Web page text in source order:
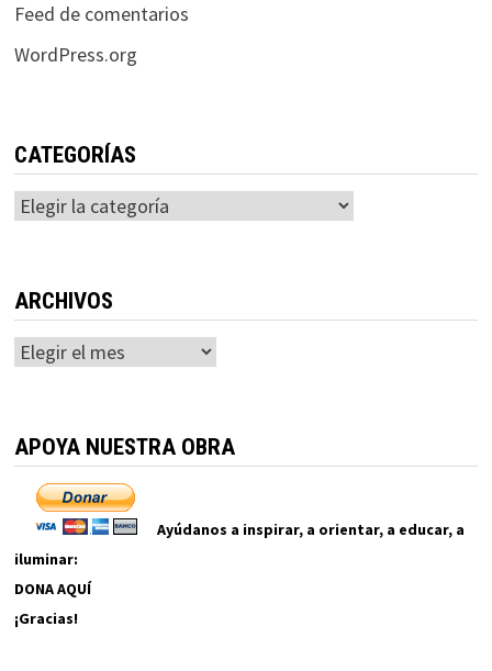
Feed de comentarios
WordPress.org
CATEGORÍAS
Categorías
ARCHIVOS
Archivos
APOYA NUESTRA OBRA
Ayúdanos a inspirar, a orientar, a educar, a
iluminar:
DONA AQUÍ
¡Gracias!